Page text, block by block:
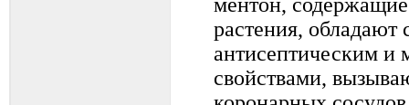
растения, обладают
антисептическим и
свойствами,